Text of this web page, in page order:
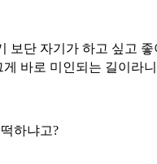
보단 자기가 하고 싶고 좋
바로 미인되는 길이라
하냐고?